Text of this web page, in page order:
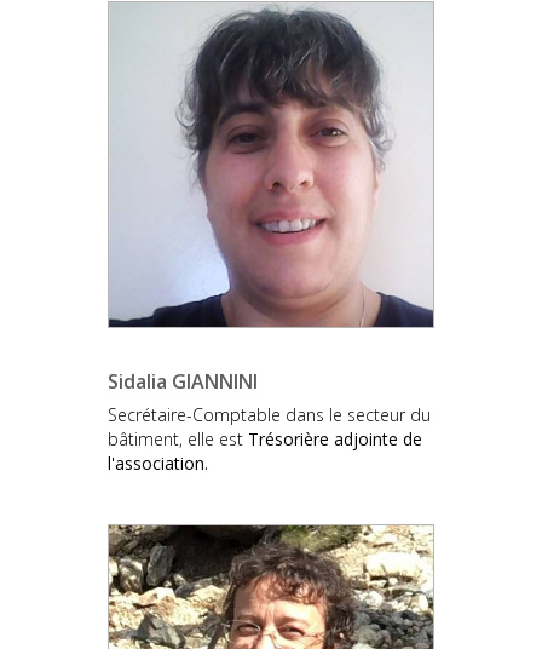
Sidalia GIANNINI
Secrétaire-Comptable dans le secteur du
bâtiment, elle est Trésorière adjointe de
l'association.